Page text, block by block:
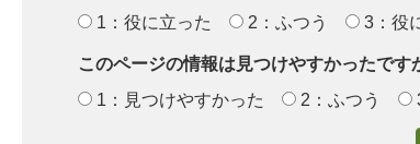
1：役に立った
2：ふつう 3：役
このページの情報は見つけやすかったです
1：見つけやすかった
2：ふつう